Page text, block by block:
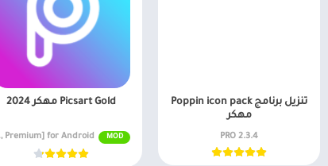
تنزيل برنامج Poppin icon pack
مهكر
2.3.4 PRO
Picsart Gold مهكر 2024
MOD
v28.0 MOD APK [Full Pro, Premium] for Android